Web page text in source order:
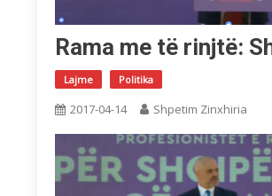
Rama me të rinjtë:
Lajme Politika
2017-04-14 Shpetim Zinxhiria